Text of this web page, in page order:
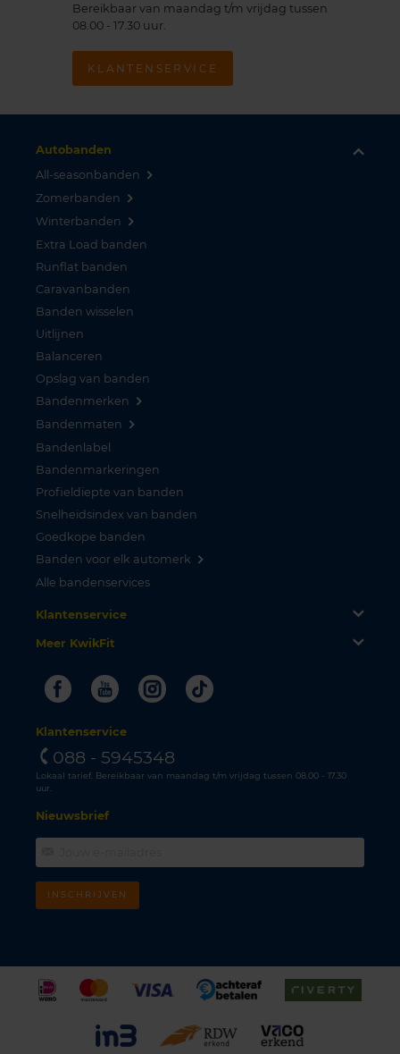
Bereikbaar van maandag t/m vrijdag tussen
08.00 - 17.30 uur.
KLANTENSERVICE
Autobanden
All-seasonbanden
Zomerbanden
Winterbanden
Extra Load banden
Runflat banden
Caravanbanden
Banden wisselen
Uitlijnen
Balanceren
Opslag van banden
Bandenmerken
Bandenmaten
Bandenlabel
Bandenmarkeringen
Profieldiepte van banden
Snelheidsindex van banden
Goedkope banden
Banden voor elk automerk
Alle bandenservices
Klantenservice
Meer KwikFit
FacebookYoutubeInstagram
Tiktok
Klantenservice
088 - 5945348
Lokaal tarief. Bereikbaar van maandag t/m vrijdag tussen 08.00 - 17.30
uur.
Nieuwsbrief
INSCHRIJVEN